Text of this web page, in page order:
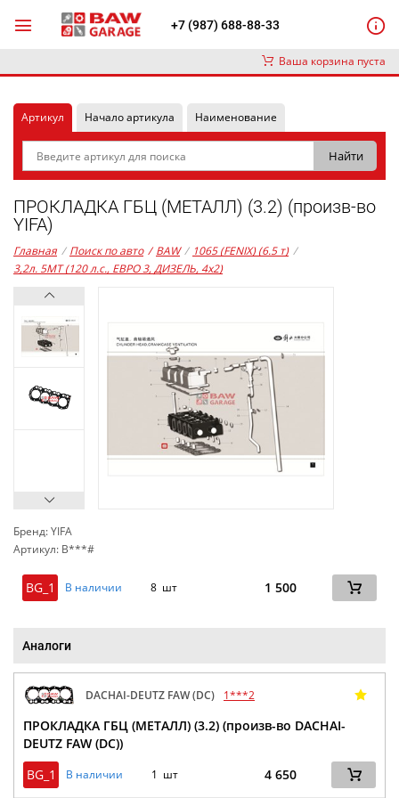
+7 (987) 688-88-33
Ваша корзина пуста
Артикул Начало артикула Наименование
ПРОКЛАДКА ГБЦ (МЕТАЛЛ) (3.2) (произв-во
YIFA)
Главная / Поиск по авто / BAW / 1065 (FENIX) (6.5 т) /
3,2л. 5MT (120 л.с., ЕВРО 3, ДИЗЕЛЬ, 4x2)
Бренд: YIFA
Артикул: B***#
BG_1 В наличии 8 шт 1 500
Аналоги
DACHAI-DEUTZ FAW (DC) 1***2
ПРОКЛАДКА ГБЦ (МЕТАЛЛ) (3.2) (произв-во DACHAI-
DEUTZ FAW (DC))
BG_1
В наличии 1 шт 4 650